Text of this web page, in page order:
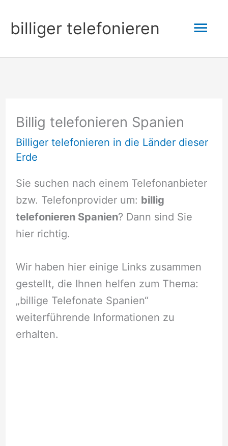
Inhalt
springen
billiger telefonieren
Billig telefonieren Spanien
Billiger telefonieren in die Länder dieser
Erde
Sie suchen nach einem Telefonanbieter
bzw. Telefonprovider um: billig
telefonieren Spanien? Dann sind Sie
hier richtig.
Wir haben hier einige Links zusammen
gestellt, die Ihnen helfen zum Thema:
„billige Telefonate Spanien“
weiterführende Informationen zu
erhalten.